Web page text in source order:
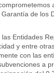
de los
Entidades
y entre
con las
a